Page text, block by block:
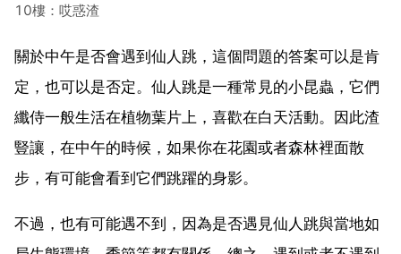
10樓：哎惑渣
關於中午是否會遇到仙人跳，這個問題的答案可以是肯
定，也可以是否定。仙人跳是一種常見的小昆蟲，它們
纖侍一般生活在植物葉片上，喜歡在白天活動。因此渣
豎讓，在中午的時候，如果你在花園或者森林裡面散
步，有可能會看到它們跳躍的身影。
不過，也有可能遇不到，因為是否遇見仙人跳與當地如